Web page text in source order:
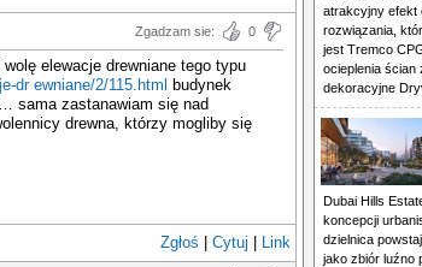
Zgadzam sie: 0
elewacje drewniane tego typu
dr ewniane/2/115.html
budynek
sama zastanawiam się nad
drewna, którzy mogliby się
Zgłoś Cytuj Link
atrakcyjny efekt
rozwiązania,
jest Tremco
ocieplenia ścian
dekoracyjne
Dubai Hills
koncepcji
dzielnica
jako zbiór luźno